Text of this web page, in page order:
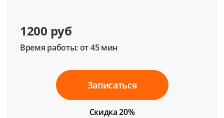
1200 руб
Время работы: от 45 мин
Записаться
Скидка 20%